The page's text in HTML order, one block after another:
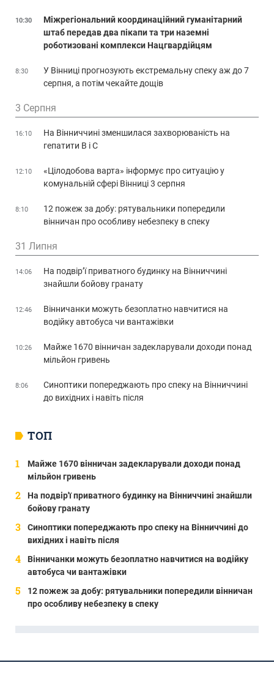
ТОП
Майже 1670 вінничан задекларували доходи понад
мільйон гривень
На подвір'ї приватного будинку на Вінниччині знайшли
бойову гранату
Синоптики попереджають про спеку на Вінниччині до
вихідних і навіть після
Вінничанки можуть безоплатно навчитися на водійку
автобуса чи вантажівки
12 пожеж за добу: рятувальники попередили вінничан
про особливу небезпеку в спеку
10:30
Міжрегіональний координаційний гуманітарний
штаб передав два пікапи та три наземні
роботизовані комплекси Нацгвардійцям
8:30
У Вінниці прогнозують екстремальну спеку аж до 7
серпня, а потім чекайте дощів
3 Серпня
16:10
На Вінниччині зменшилася захворюваність на
гепатити В і С
12:10
«Цілодобова варта» інформує про ситуацію у
комунальній сфері Вінниці 3 серпня
8:10
12 пожеж за добу: рятувальники попередили
вінничан про особливу небезпеку в спеку
31 Липня
14:06
На подвір’ї приватного будинку на Вінниччині
знайшли бойову гранату
12:46
Вінничанки можуть безоплатно навчитися на
водійку автобуса чи вантажівки
10:26
Майже 1670 вінничан задекларували доходи понад
мільйон гривень
8:06
Синоптики попереджають про спеку на Вінниччині
до вихідних і навіть після